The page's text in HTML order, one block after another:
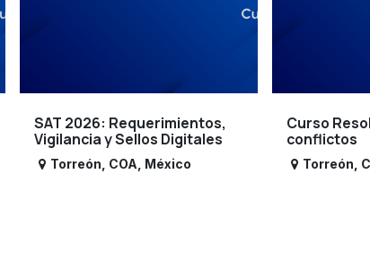
SAT 2026: Requerimientos,
Vigilancia y Sellos Digitales
Torreón COA México
Curso
conflictos
Torreón